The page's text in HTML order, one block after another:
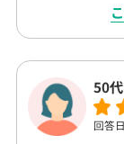
50
回答